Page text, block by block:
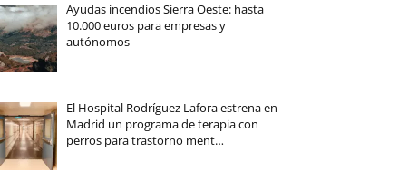
Ayudas incendios Sierra Oeste: hasta
10.000 euros para empresas y
autónomos
El Hospital Rodríguez Lafora estrena en
Madrid un programa de terapia con
perros para trastorno ment…